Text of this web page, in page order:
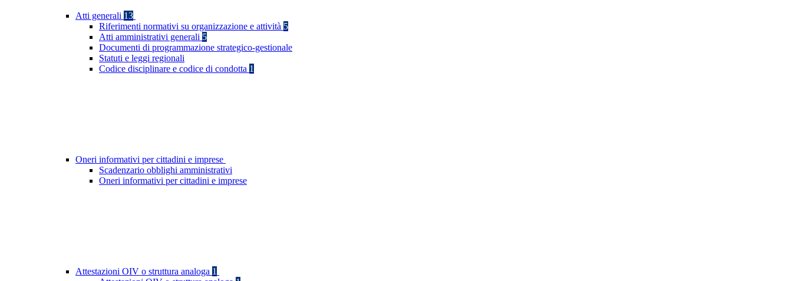
Atti generali 13
Riferimenti normativi su organizzazione e attività 5
Atti amministrativi generali 5
Documenti di programmazione strategico-gestionale
Statuti e leggi regionali
Codice disciplinare e codice di condotta 1
Oneri informativi per cittadini e imprese
Scadenzario obblighi amministrativi
Oneri informativi per cittadini e imprese
Attestazioni OIV o struttura analoga 1